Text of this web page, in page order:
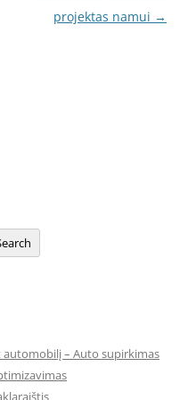
projektas namui →
– Auto supirkimas